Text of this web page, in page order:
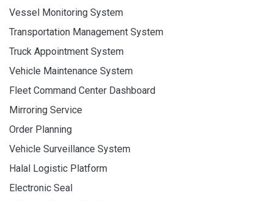
Vessel Monitoring System
Transportation Management System
Truck Appointment System
Vehicle Maintenance System
Fleet Command Center Dashboard
Mirroring Service
Order Planning
Vehicle Surveillance System
Halal Logistic Platform
Electronic Seal